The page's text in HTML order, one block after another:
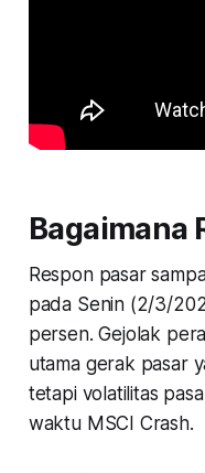
Bagaimana
Respon pasar
pada Senin (2/3/
persen. Gejolak
utama gerak pasar
tetapi volatilitas
waktu MSCI Crash.